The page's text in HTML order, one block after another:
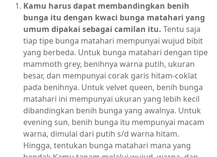
Kamu harus dapat membandingkan benih
bunga itu dengan kwaci bunga matahari yang
umum dipakai sebagai camilan itu. Tentu saja
tiap tipe bunga matahari mempunyai wujud bibit
yang berbeda. Untuk bunga matahari dengan tipe
mammoth grey, benihnya warna putih, ukuran
besar, dan mempunyai corak garis hitam-coklat
pada benihnya. Untuk velvet queen, benih bunga
matahari ini mempunyai ukuran yang lebih kecil
dibandingkan benih bunga yang awalnya. Untuk
evening sun, benih bunga itu mempunyai macam
warna, dimulai dari putih s/d warna hitam.
Hingga, tentukan bunga matahari mana yang